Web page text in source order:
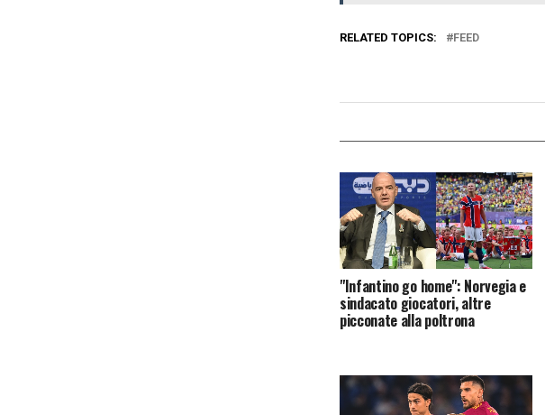
RELATED TOPICS: FEED
"Infantino go home": Norvegia e
sindacato giocatori, altre
picconate alla poltrona